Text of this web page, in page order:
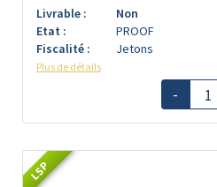
Livrable :
Non
Etat :
PROOF
Fiscalité :
Jetons
Plus de détails
-
LSP